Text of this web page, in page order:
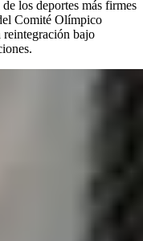
los deportes más firmes
Comité Olímpico
bajo